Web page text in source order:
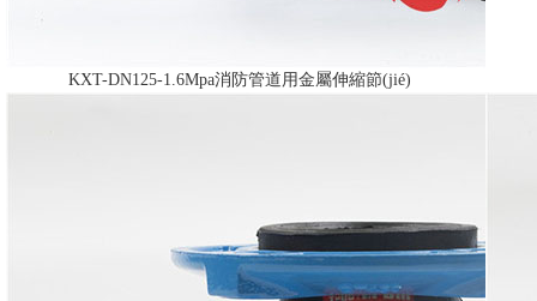
KXT-DN125-1.6Mpa消防管道用金屬伸縮節(jié)